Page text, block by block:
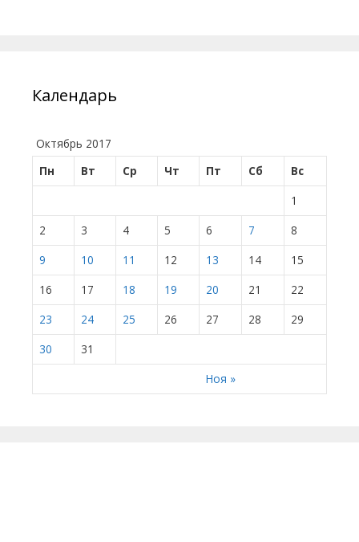
Календарь
Октябрь 2017
Пн
Вт Ср Чт Пт Сб Вс
Ноя »
1
2
3 4 5 6 7
8
9
10 11 12 13 14
15
16
17 18 19 20 21
22
23
24 25 26 27 28
29
30
31